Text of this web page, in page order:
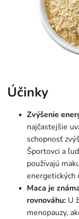
Účinky
Zvýšenie
najčastejšie
schopnosť
Športovci a
používajú
energetických
Maca je
rovnováhu: U
menopauzy,